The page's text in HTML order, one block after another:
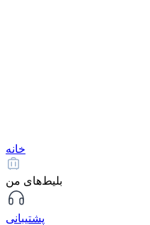
خانه
بلیط‌های من
پشتیبانی